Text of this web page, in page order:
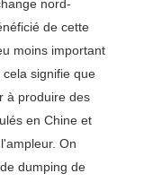
nord-
de cette
moins important
signifie que
à produire des
en Chine et
On
dumping de